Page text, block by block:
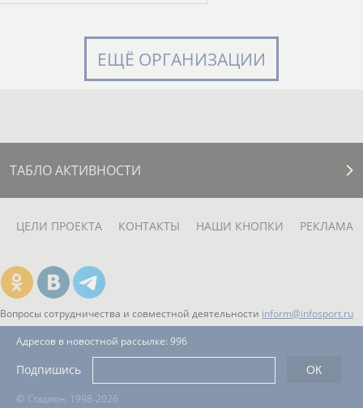
ЕЩЁ ОРГАНИЗАЦИИ
ТАБЛО АКТИВНОСТИ
ЦЕЛИ ПРОЕКТА КОНТАКТЫ НАШИ КНОПКИ РЕКЛАМА
Вопросы сотрудничества и совместной деятельности inform@infosport.ru
© Стадион, 1998-2026
Адресов в новостной рассылке: 996
Подпишись